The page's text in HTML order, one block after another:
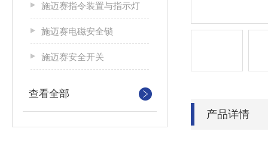
施迈赛指令装置与指示灯
施迈赛电磁安全锁
施迈赛安全开关
查看全部
产品详情